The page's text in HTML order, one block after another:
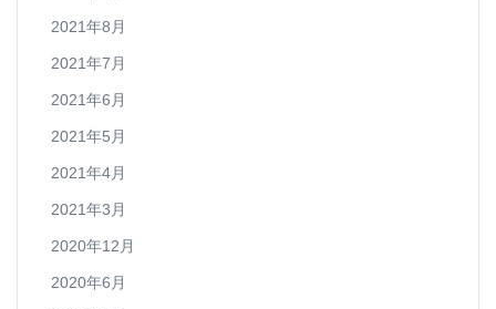
2021年8月
2021年7月
2021年6月
2021年5月
2021年4月
2021年3月
2020年12月
2020年6月